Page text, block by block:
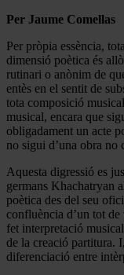
Per Jaume Comellas
Per pròpia essència,
dimensió poètica és
rutinari o anònim de
entès en el sentit de
tota composició
musical, encara que
obligadament un acte
no sigui d’una obra no
Aquesta digressió es
germans Khachatryan
poètica des del seu
confluència d’un tot
fet interpretació
de la creació partitura.
diferenciació entre